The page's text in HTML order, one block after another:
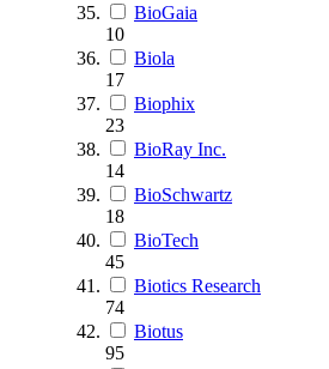
BioGaia
10
Biola
17
Biophix
23
BioRay Inc.
14
BioSchwartz
18
BioTech
45
Biotics Research
74
Biotus
95